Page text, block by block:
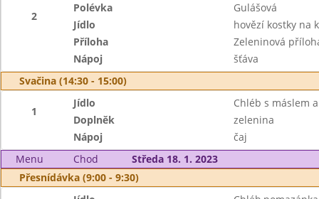
2
Polévka
Gulášová
Jídlo
hovězí kostky na
Příloha
Zeleninová
Nápoj
šťáva
Svačina (14:30 - 15:00)
1
Jídlo
Chléb s máslem
Doplněk
zelenina
Nápoj
čaj
Menu
Chod
Středa 18. 1. 2023
Přesnídávka (9:00 - 9:30)